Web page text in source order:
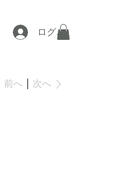
ログイン
前へ 次へ